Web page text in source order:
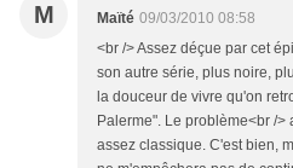
M Maïté 09/03/2010 08:58
<br /> Assez déçue par cet
son autre série, plus noire,
la douceur de vivre qu'on
Palerme". Le problème<br />
assez classique. C'est bien,